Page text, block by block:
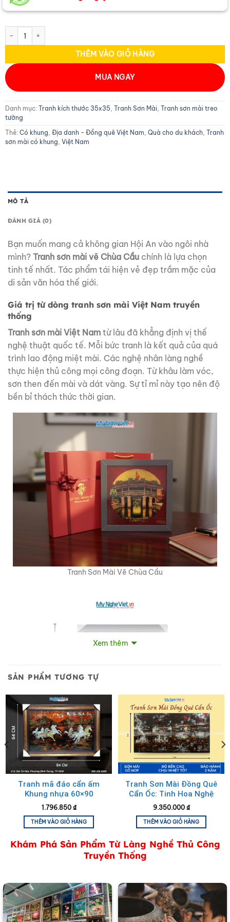
Tranh Sơn Mài Vẽ Chùa Cầu 35x35cm TBL011 số lượng
THÊM VÀO GIỎ HÀNG
MUA NGAY
Danh mục: Tranh kích thước 35x35, Tranh Sơn Mài, Tranh sơn mài treo
tường
Thẻ: Có khung, Địa danh - Đồng quê Việt Nam, Quà cho du khách, Tranh
sơn mài có khung, Việt Nam
MÔ TẢ
ĐÁNH GIÁ (0)
Bạn muốn mang cả không gian Hội An vào ngôi nhà
mình? Tranh sơn mài vẽ Chùa Cầu chính là lựa chọn
tinh tế nhất. Tác phẩm tái hiện vẻ đẹp trầm mặc của
di sản văn hóa thế giới.
Giá trị từ dòng tranh sơn mài Việt Nam truyền
thống
Tranh sơn mài Việt Nam từ lâu đã khẳng định vị thế
nghệ thuật quốc tế. Mỗi bức tranh là kết quả của quá
trình lao động miệt mài. Các nghệ nhân làng nghề
thực hiện thủ công mọi công đoạn. Từ khâu làm vóc,
sơn then đến mài và dát vàng. Sự tỉ mỉ này tạo nên độ
bền bỉ thách thức thời gian.
Tranh Sơn Mài Vẽ Chùa Cầu
Tranh Sơn Mài Vẽ Chùa Cầu
Xem thêm
SẢN PHẨM TƯƠNG TỰ
Tranh mã đáo cẩn ấm
Khung nhựa 60×90
TSM698-2
1.796.850 ₫
THÊM VÀO GIỎ HÀNG
Tranh Sơn Mài Đồng Quê
Cẩn Ốc: Tinh Hoa Nghệ
Thuật Việt Nam
9.350.000 ₫
THÊM VÀO GIỎ HÀNG
Khám Phá Sản Phẩm Từ Làng Nghề Thủ Công
Truyền Thống